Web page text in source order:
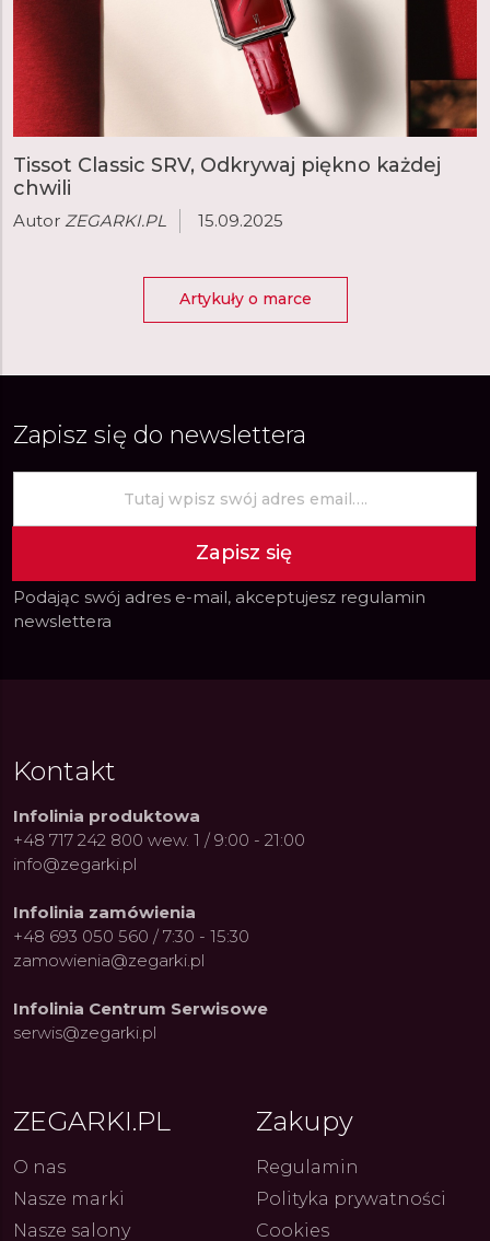
i Dostępny Luksus z
27.07.2026
Fenomen marki Festina. Od
kolarskich pasji do ikonicznych
kolekcji zegarków
ZEGARKI.PL 4.08.2026 Autor
Tissot Classic SRV, Odkrywaj piękno każdej
chwili
Autor ZEGARKI.PL 15.09.2025
Artykuły o marce
Zapisz się do newslettera
Zapisz się
Podając swój adres e-mail, akceptujesz regulamin
newslettera
Kontakt
Infolinia produktowa
+48 717 242 800 wew. 1 / 9:00 - 21:00
info@zegarki.pl
Infolinia zamówienia
+48 693 050 560 / 7:30 - 15:30
zamowienia@zegarki.pl
Infolinia Centrum Serwisowe
serwis@zegarki.pl
ZEGARKI.PL
O nas
Nasze marki
Nasze salony
Zakupy
Regulamin
Polityka prywatności
Cookies